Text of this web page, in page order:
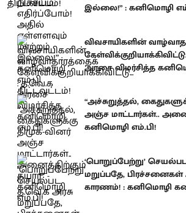
இல்லை!” : கனிமொழி
விவசாயிகளின்
அரசை விமர்சித்த
“அச்சுறுத்தல்,
அஞ்ச மாட்டார்கள்..
கனிமொழி எம்.பி!
‘பொறுப்பேற்று’
மறுப்பதே, பிரச்சனைகள்
காரணம்! : கனிமொழி